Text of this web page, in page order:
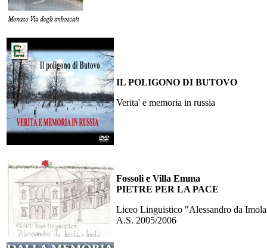
IL POLIGONO DI BUTOVO
Verita' e memoria in russia
Fossoli e Villa Emma
PIETRE PER LA PACE
Liceo Linguistico "Alessandro da
A.S. 2005/2006